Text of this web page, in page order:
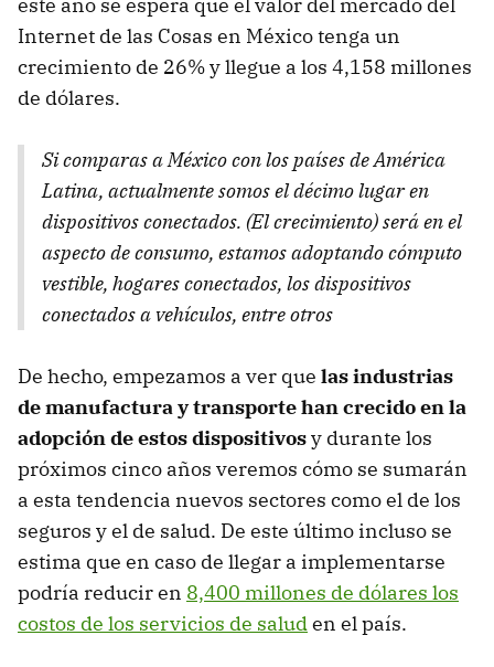
Internet de las Cosas en México tenga un
crecimiento de 26% y llegue a los 4,158 millones
de dólares.
Si comparas a México con los países de América
Latina, actualmente somos el décimo lugar en
dispositivos conectados. (El crecimiento) será en el
aspecto de consumo, estamos adoptando cómputo
vestible, hogares conectados, los dispositivos
conectados a vehículos, entre otros
De hecho, empezamos a ver que las industrias
de manufactura y transporte han crecido en la
adopción de estos dispositivosy durante los
próximos cinco años veremos cómo se sumarán
a esta tendencia nuevos sectores como el de los
seguros y el de salud. De este último incluso se
estima que en caso de llegar a implementarse
podría reducir en 8,400 millones de dólares los
costos de los servicios de saluden el país.